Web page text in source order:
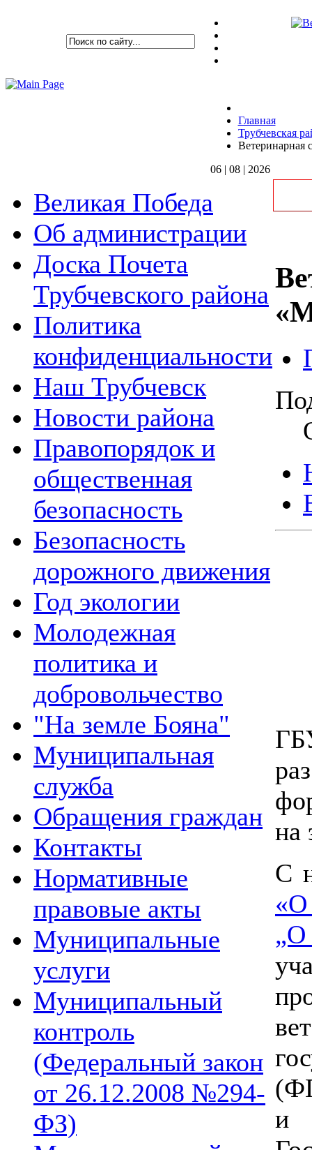
Главная
Трубчевская
06 | 08 | 2026
Великая Победа
Об администрации
Доска Почета
Трубчевского района
Политика
конфиденциальности
Наш Трубчевск
Новости района
Правопорядок и
общественная
безопасность
Безопасность
дорожного движения
Год экологии
Молодежная
политика и
добровольчество
"На земле Бояна"
Муниципальная
служба
Обращения граждан
Контакты
Нормативные
правовые акты
Муниципальные
услуги
Муниципальный
контроль
(Федеральный закон
от 26.12.2008 №294-
ФЗ)
на
С
и